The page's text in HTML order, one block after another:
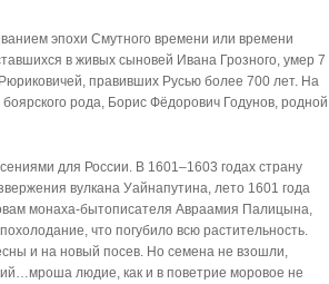
эпохи Смутного времени или времени
в живых сыновей Ивана Грозного, умер 7
правивших Русью более 700 лет. На
рода, Борис Фёдорович Годунов, родной
для России. В 1601–1603 годах страну
вулкана Уайнапутина, лето 1601 года
монаха-бытописателя Авраамия Палицына,
что погубило всю растительность.
и на новый посев. Но семена не взошли,
людие, как и в поветрие моровое не